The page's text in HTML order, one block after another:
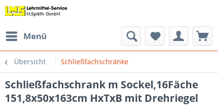
Menü
Übersicht Schließfachschränke
Schließfachschrank m Sockel,16Fäche
151,8x50x163cm HxTxB mit Drehriegel